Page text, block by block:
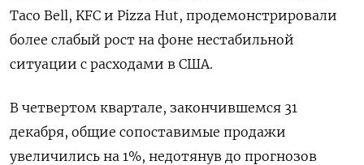
Taco Bell, KFC и Pizza Hut, продемонстрировали
более слабый рост на фоне нестабильной
ситуации с расходами в США.
В четвертом квартале, закончившемся 31
декабря, общие сопоставимые продажи
увеличились на 1%, недотянув до прогнозов